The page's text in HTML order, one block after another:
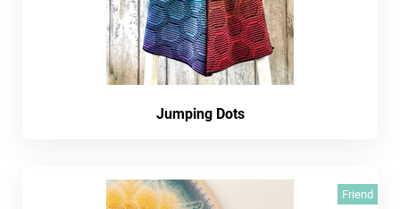
Jumping Dots
Friend